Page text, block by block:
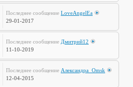
Последнее сообщение LoveAngelEa
29-01-2017
Последнее сообщение Дмитрий12
11-10-2019
Последнее сообщение Александра_Omsk
12-04-2015